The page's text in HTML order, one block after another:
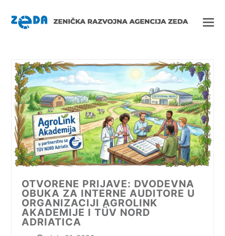
OTVORENE PRIJAVE: DVODEVNA
OBUKA ZA INTERNE AUDITORE U
ORGANIZACIJI AGROLINK
AKADEMIJE I TÜV NORD
ADRIATICA